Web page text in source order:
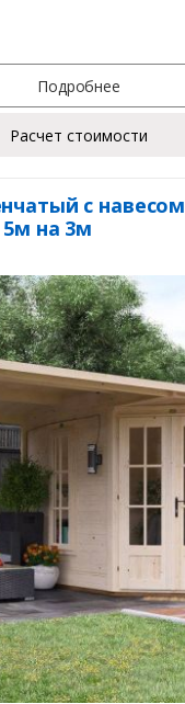
Подробнее
Расчет стоимости
с навесом
на 3м